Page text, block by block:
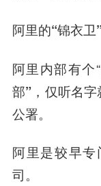
阿里的“锦衣卫
阿里内部有个
部” ，仅听名
公署。
阿里是较早
司。